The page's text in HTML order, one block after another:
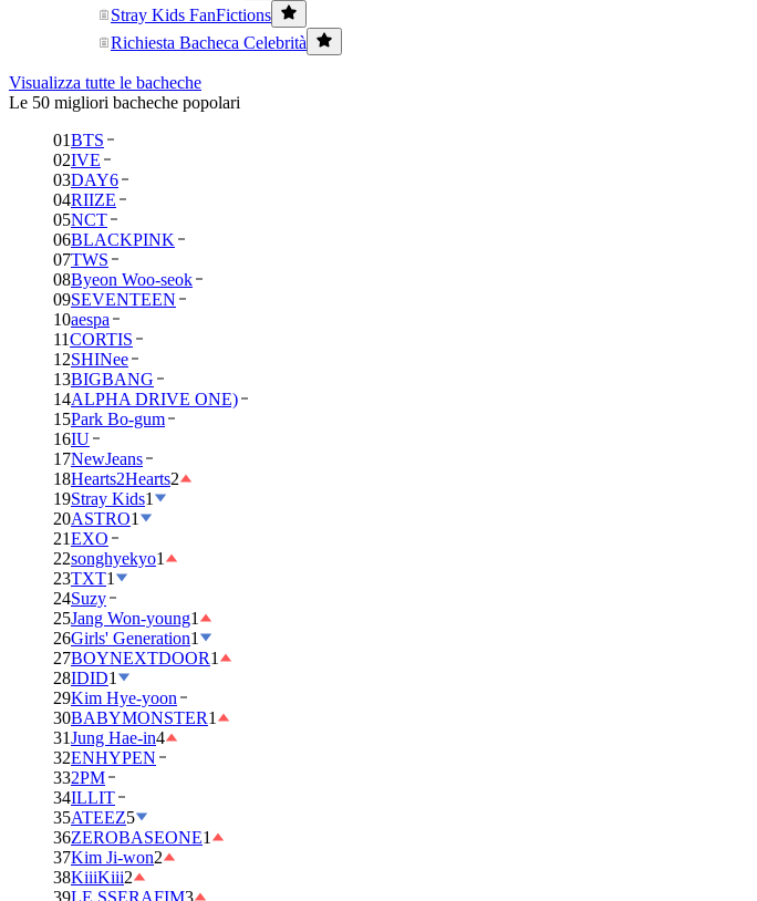
Stray Kids FanFictions
Richiesta Bacheca Celebrità
Visualizza tutte le bacheche
Le 50 migliori bacheche popolari
01BTS
02IVE
03DAY6
04RIIZE
05NCT
06BLACKPINK
07TWS
08Byeon Woo-seok
09SEVENTEEN
10aespa
11CORTIS
12SHINee
13BIGBANG
14ALPHA DRIVE ONE)
15Park Bo-gum
16IU
17NewJeans
18Hearts2Hearts2
19Stray Kids1
20ASTRO1
21EXO
22songhyekyo1
23TXT1
24Suzy
25Jang Won-young1
26Girls' Generation1
27BOYNEXTDOOR1
28IDID1
29Kim Hye-yoon
30BABYMONSTER1
31Jung Hae-in4
32ENHYPEN
332PM
34ILLIT
35ATEEZ5
36ZEROBASEONE1
37Kim Ji-won2
38KiiiKiii2
39LE SSERAFIM3